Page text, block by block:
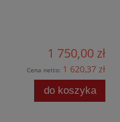
1 750,00 zł
Cena netto: 1 620,37 zł
do koszyka